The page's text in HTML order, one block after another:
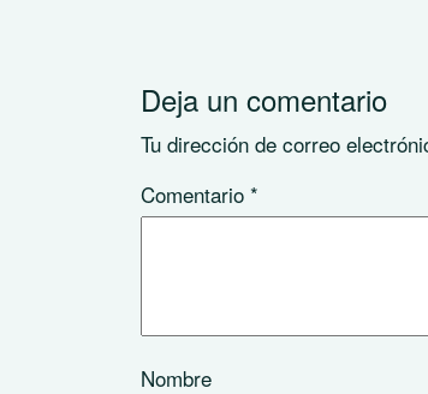
Deja un comentario
Tu dirección de correo
Comentario *
Nombre